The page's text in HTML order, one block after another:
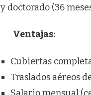
y doctorado (36
Ventajas:
Cubiertas
Traslados aéreos
Salario mensual